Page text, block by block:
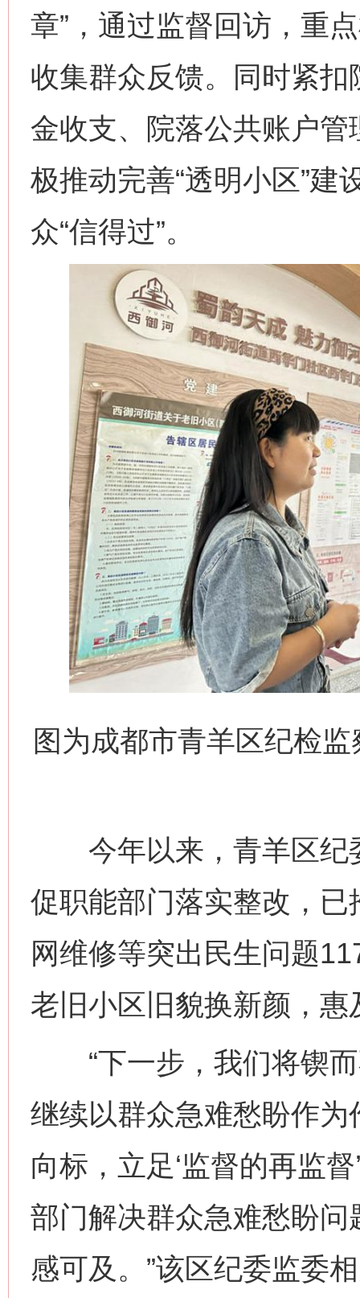
章”，通过监督回访，重
收集群众反馈。同时紧
金收支、院落公共账户
极推动完善“透明小区”建
众“信得过”。
图为成都市青羊区纪检
今年以来，青羊区纪
促职能部门落实整改，
网维修等突出民生问题
老旧小区旧貌换新颜，惠
“下一步，我们将锲而
继续以群众急难愁盼作
向标，立足‘监督的再监
部门解决群众急难愁盼
感可及。”该区纪委监委
网上购药对药下症？